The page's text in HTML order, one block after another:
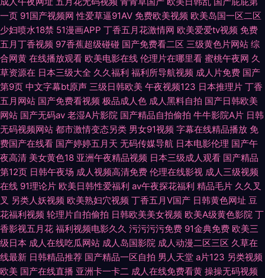
一页 91国产视频网 性爱草逼91AV 免费欧美视频 欧美岛国一区二区
少妇喷水18禁 51漫画APP 丁香五月花激情网 欧美爱爱tv视频 免费
五月丁香视频 97香蕉超级碰碰 国产免费看二区 三级黄色片网站 综
合网黄 在线播放观看 欧美电影在线 伦理片在哪里看 蜜桃午夜网 久
草资源在 日本三级大全 久久福利 福利所导航视频 成人片免费 国产
第9页 中文字幕bt原声 三级日韩欧美 午夜视频123 日本推理片 丁香
五月网站 国产免费看视频 极品成人色 成人黑料自拍 国产日韩欧美
网站 国产无码av 老湿A片影院 国产精品自拍偷拍 牛牛影院A片 日韩
无码视频网站 都市激情变态另类 男女91视频 字幕在线精品播放 免
费国产在线看 国产婷婷五月天 无码传媒导航 日本电影伦理 国产午
夜高清 美女黄色18 亚洲午夜精品视频 日本三级成人观看 国产精品
第12页 日韩午夜场 成人视频高清免费 伦理在线影视 成人三级视频
在线 91理论片 欧美日韩性爱福利 av午夜探花福利 精品毛片 久久叉
叉 另类人妖视频 欧美熟妇穴视频 丁香五月V国产 日韩黄色网址 豆
花福利视频 轮理片自拍偷拍 日韩欧美美女视频 欧美A级黄色影院 丁
香影视五月花 福利视频电影久久 污污污污免费 91金典免费 欧美三
级日本 成人在线吃瓜网站 成人岛国影院 成人动漫二区三区 久草在
线最新 日韩精品推荐 国产精品一区自拍 男人天堂 a片123 另类视频
欧美 国产在线直播 亚洲卡一卡二 成人在线免费看黄 操操无码视频